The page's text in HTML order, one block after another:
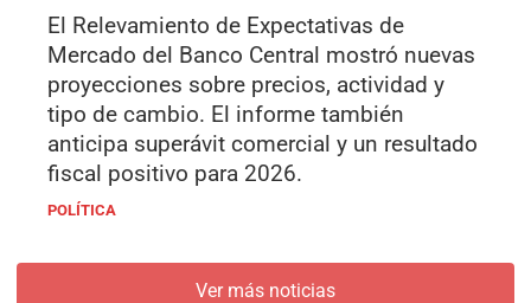
El Relevamiento de Expectativas de
Mercado del Banco Central mostró nuevas
proyecciones sobre precios, actividad y
tipo de cambio. El informe también
anticipa superávit comercial y un resultado
fiscal positivo para 2026.
POLÍTICA
Ver más noticias